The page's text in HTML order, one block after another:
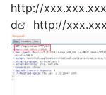
http://
d
http://